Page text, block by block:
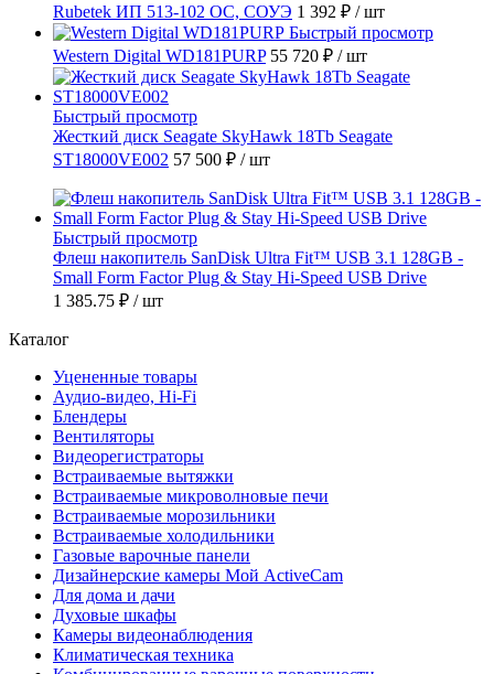
Rubetek ИП 513-102 ОС, СОУЭ 1 392 ₽ / шт
Быстрый просмотр
Western Digital WD181PURP 55 720 ₽ / шт
Быстрый просмотр
Жесткий диск Seagate SkyHawk 18Tb Seagate
ST18000VE002 57 500 ₽ / шт
Быстрый просмотр
Флеш накопитель SanDisk Ultra Fit™ USB 3.1 128GB -
Small Form Factor Plug & Stay Hi-Speed USB Drive
1 385.75 ₽ / шт
Каталог
Уцененные товары
Аудио-видео, Hi-Fi
Блендеры
Вентиляторы
Видеорегистраторы
Встраиваемые вытяжки
Встраиваемые микроволновые печи
Встраиваемые морозильники
Встраиваемые холодильники
Газовые варочные панели
Дизайнерские камеры Мой ActiveCam
Для дома и дачи
Духовые шкафы
Камеры видеонаблюдения
Климатическая техника